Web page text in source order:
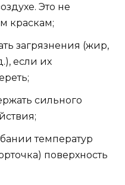
Это не
краскам;
загрязнения (жир,
если их
сильного
температур
поверхность